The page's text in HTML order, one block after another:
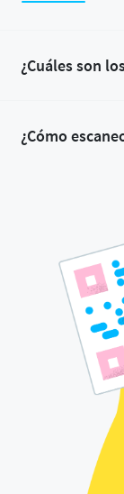
¿Cuáles son
¿Cómo